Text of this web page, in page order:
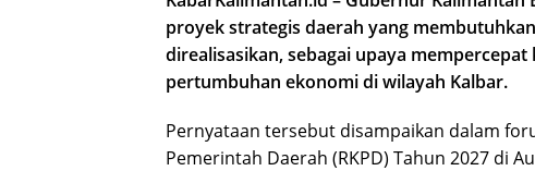
proyek strategis daerah yang
direalisasikan, sebagai upaya
pertumbuhan ekonomi di wilayah Kalbar.
Pernyataan tersebut disampaikan dalam
Pemerintah Daerah (RKPD) Tahun 2027 di